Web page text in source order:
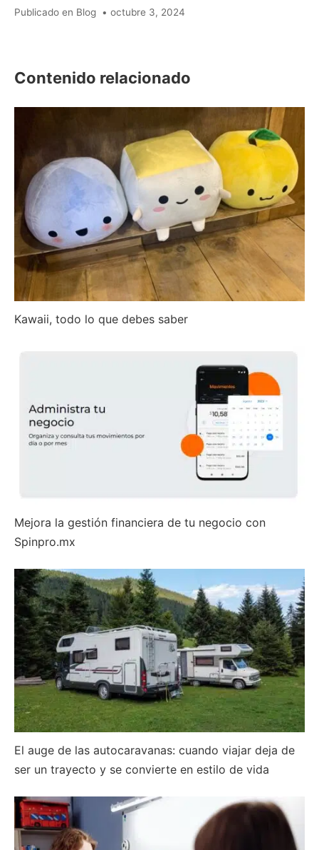
Publicado en Blog • octubre 3, 2024
Contenido relacionado
Kawaii, todo lo que debes saber
Mejora la gestión financiera de tu negocio con
Spinpro.mx
El auge de las autocaravanas: cuando viajar deja de
ser un trayecto y se convierte en estilo de vida